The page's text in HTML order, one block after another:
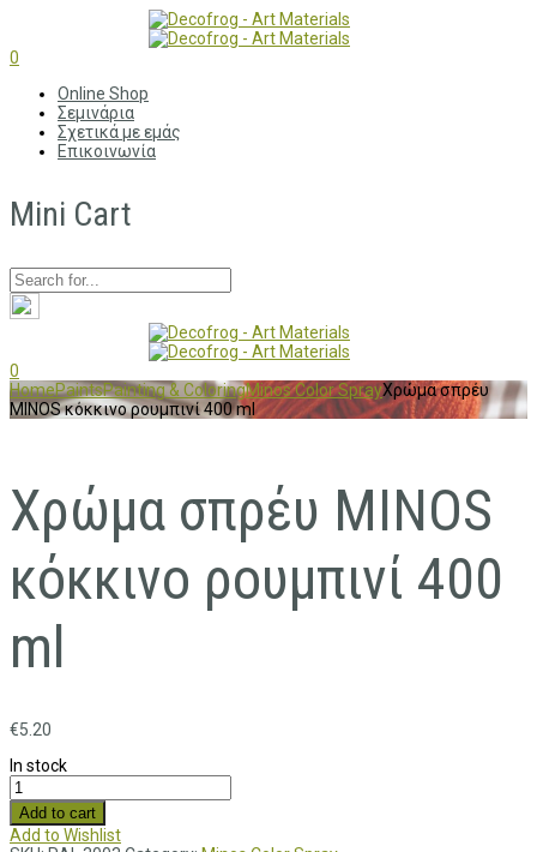
0
Online Shop
Σεμινάρια
Σχετικά με εμάς
Επικοινωνία
Mini Cart
0
HomePaintsPainting & ColoringMinos Color SprayΧρώμα σπρέυ
MINOS κόκκινο ρουμπινί 400 ml
Χρώμα σπρέυ MINOS
κόκκινο ρουμπινί 400
ml
€5.20
In stock
Add to cart
Add to Wishlist